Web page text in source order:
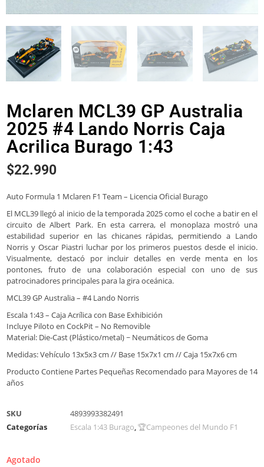
Mclaren MCL39 GP Australia
2025 #4 Lando Norris Caja
Acrilica Burago 1:43
$22.990
Auto Formula 1 Mclaren F1 Team – Licencia Oficial Burago
El MCL39 llegó al inicio de la temporada 2025 como el coche a batir en el
circuito de Albert Park. En esta carrera, el monoplaza mostró una
estabilidad superior en las chicanes rápidas, permitiendo a Lando
Norris y Oscar Piastri luchar por los primeros puestos desde el inicio.
Visualmente, destacó por incluir detalles en verde menta en los
pontones, fruto de una colaboración especial con uno de sus
patrocinadores principales para la gira oceánica.
MCL39 GP Australia – #4 Lando Norris
Escala 1:43 – Caja Acrílica con Base Exhibición
Incluye Piloto en CockPit – No Removible
Material: Die-Cast (Plástico/metal) ~ Neumáticos de Goma
Medidas: Vehículo 13x5x3 cm // Base 15x7x1 cm // Caja 15x7x6 cm
Producto Contiene Partes Pequeñas Recomendado para Mayores de 14
años
SKU
4893993382491
Categorías
Escala 1:43 Burago,🏆Campeones del Mundo F1
Agotado